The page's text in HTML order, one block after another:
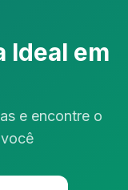
Ideal em
e encontre o